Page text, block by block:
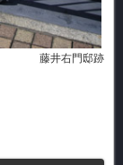
藤井右門邸跡